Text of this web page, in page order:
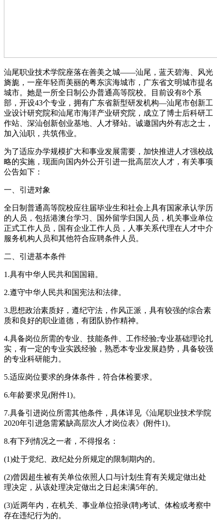
汕尾职业技术学院座落在善美之城——汕尾，蓝天碧海、风光
旖旎，一座年轻而美丽的粤东滨海城市，广东省文明城市提名
城市。她是一所全日制公办普通高等院校。目前设有8个系
部，开设43个专业，拥有广东省新型研发机构—汕尾市创新工
业设计研究院和汕尾市海洋产业研究院，成立了博士后科研工
作站、深汕创新创业基地、人才驿站。诚邀国内外有志之士，
加入汕职，共筑伟业。
为了适应办学规模扩大和事业发展需要，加快推进人才强校战
略的实施，现面向国内外公开引进一批高层次人才，有关事项
公告如下：
一、引进对象
全日制普通高等院校应往届毕业生和社会上具有国家承认学历
的人员，包括港澳台学习、国外留学归国人员，机关事业单位
正式工作人员，国有企业工作人员，人事关系代理在人才中介
服务机构人员和其他符合应聘条件人员。
二、引进基本条件
1.具有中华人民共和国国籍。
2.遵守中华人民共和国宪法和法律。
3.思想政治素质好，遵纪守法，作风正派，具有较强的综合素
质和良好的职业道德，有团队协作精神。
4.具备岗位所需的专业、技能条件、工作经验;专业基础理论扎
实，有一定的专业实践经验，熟悉本专业发展趋势，具备较强
的专业科研能力。
5.适应岗位要求的身体条件，符合体检要求。
6.年龄要求见(附件1)。
7.具备引进岗位所需其他条件，具体详见《汕尾职业技术学院
2020年引进急需紧缺高层次人才岗位表》(附件1)。
8.有下列情况之一者，不得报名：
(1)处于党纪、政纪处分所规定的限制期内的。
(2)曾因超生被有关单位依照人口与计划生育有关规定做出处
理决定，从该处理决定做出之日起未满5年的。
(3)近两年内，在机关、事业单位招录(聘)考试、体检或考察中
存在违纪行为的。